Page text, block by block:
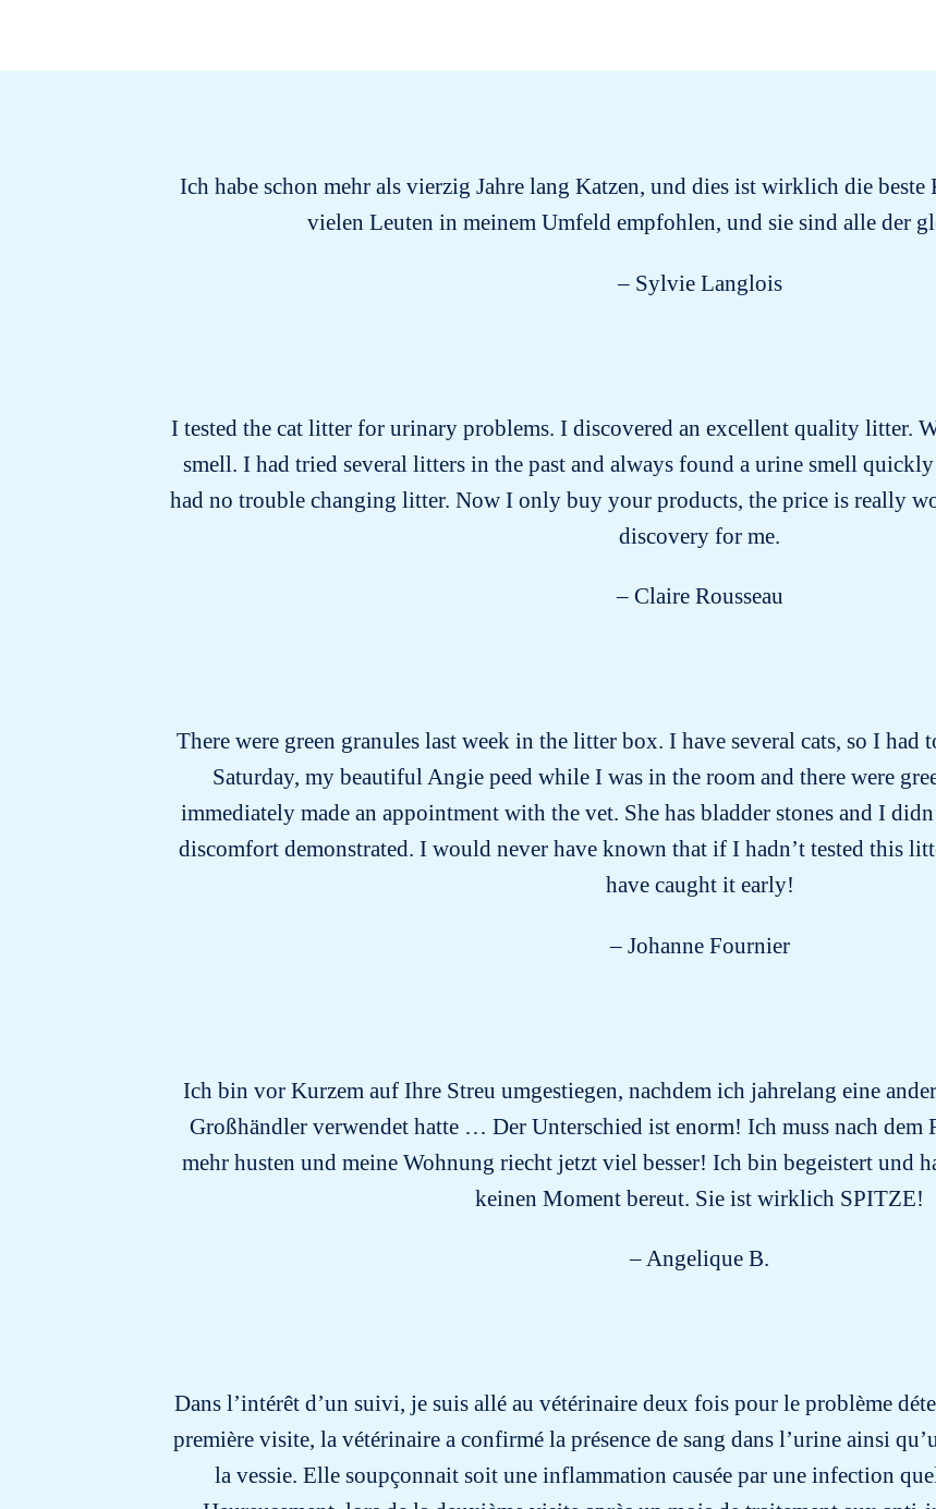
Ich habe schon mehr als vierzig Jahre lang Katzen, und dies ist wirklich die beste
vielen Leuten in meinem Umfeld empfohlen, und sie sind alle der
– Sylvie Langlois
I tested the cat litter for urinary problems. I discovered an excellent quality litter.
smell. I had tried several litters in the past and always found a urine smell
had no trouble changing litter. Now I only buy your products, the price is really
discovery for me.
– Claire Rousseau
There were green granules last week in the litter box. I have several cats, so I
Saturday, my beautiful Angie peed while I was in the room and there were
immediately made an appointment with the vet. She has bladder stones and I
discomfort demonstrated. I would never have known that if I hadn’t tested this
have caught it early!
– Johanne Fournier
Ich bin vor Kurzem auf Ihre Streu umgestiegen, nachdem ich jahrelang eine
Großhändler verwendet hatte … Der Unterschied ist enorm! Ich muss nach dem
mehr husten und meine Wohnung riecht jetzt viel besser! Ich bin begeistert und
keinen Moment bereut. Sie ist wirklich SPITZE!
– Angelique B.
Dans l’intérêt d’un suivi, je suis allé au vétérinaire deux fois pour le problème
première visite, la vétérinaire a confirmé la présence de sang dans l’urine ainsi
la vessie. Elle soupçonnait soit une inflammation causée par une infection